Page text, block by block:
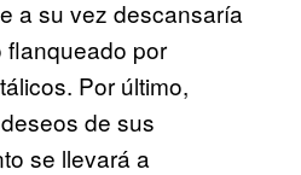
a su vez descansaría
flanqueado por
Por último,
de sus
se llevará a